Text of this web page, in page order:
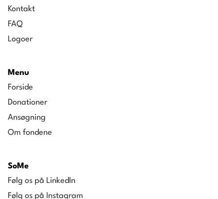
Kontakt
FAQ
Logoer
Menu
Forside
Donationer
Ansøgning
Om fondene
SoMe
Følg os på LinkedIn
Følg os på Instagram